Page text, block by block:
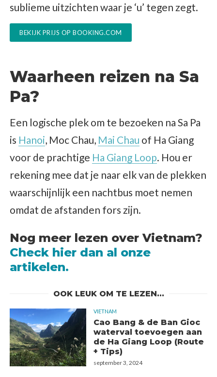
sublieme uitzichten waar je ‘u’ tegen zegt.
BEKIJK PRIJS OP BOOKING.COM
Waarheen reizen na Sa
Pa?
Een logische plek om te bezoeken na Sa Pa
is Hanoi, Moc Chau, Mai Chau of Ha Giang
voor de prachtige Ha Giang Loop. Hou er
rekening mee dat je naar elk van de plekken
waarschijnlijk een nachtbus moet nemen
omdat de afstanden fors zijn.
Nog meer lezen over Vietnam?
Check hier dan al onze
artikelen.
OOK LEUK OM TE LEZEN...
VIETNAM
Cao Bang & de Ban Gioc
waterval toevoegen aan
de Ha Giang Loop (Route
+ Tips)
september 3, 2024